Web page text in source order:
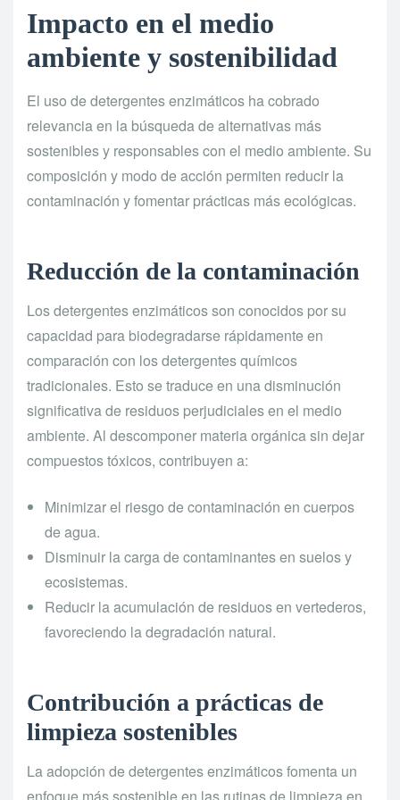
Impacto en el medio
ambiente y sostenibilidad
El uso de detergentes enzimáticos ha cobrado
relevancia en la búsqueda de alternativas más
sostenibles y responsables con el medio ambiente. Su
composición y modo de acción permiten reducir la
contaminación y fomentar prácticas más ecológicas.
Reducción de la contaminación
Los detergentes enzimáticos son conocidos por su
capacidad para biodegradarse rápidamente en
comparación con los detergentes químicos
tradicionales. Esto se traduce en una disminución
significativa de residuos perjudiciales en el medio
ambiente. Al descomponer materia orgánica sin dejar
compuestos tóxicos, contribuyen a:
Minimizar el riesgo de contaminación en cuerpos
de agua.
Disminuir la carga de contaminantes en suelos y
ecosistemas.
Reducir la acumulación de residuos en vertederos,
favoreciendo la degradación natural.
Contribución a prácticas de
limpieza sostenibles
La adopción de detergentes enzimáticos fomenta un